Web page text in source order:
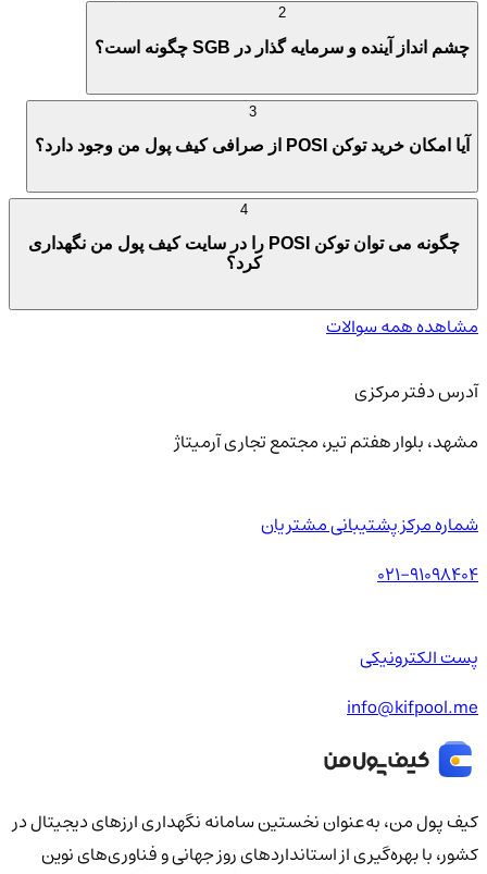
چشم انداز آینده و سرمایه گذار در SGB چگونه است؟
آیا امکان خرید توکن POSI از صرافی کیف پول من وجود دارد؟
چگونه می توان توکن POSI را در سایت کیف پول من نگهداری
کرد؟
مشاهده همه سوالات
آدرس دفتر مرکزی
مشهد، بلوار هفتم تیر، مجتمع تجاری آرمیتاژ
شماره مرکز پشتیبانی مشتریان
021-91098404
پست الکترونیکی
info@kifpool.me
کیف‌ پول من، به‌عنوان نخستین سامانه نگهداری ارزهای دیجیتال در
کشور، با بهره‌گیری از استانداردهای روز جهانی و فناوری‌های نوین